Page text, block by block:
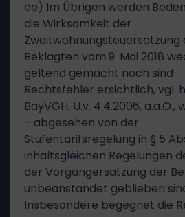
ee) Im Übrigen werden
die Wirksamkeit der
Zweitwohnungsteuersatzung
Beklagten vom 9. Mai 2018
geltend gemacht noch sind
Rechtsfehler ersichtlich, vgl.
BayVGH, U.v. 4.4.2006, a.a.O.,
– abgesehen von der
Stufentarifsregelung in § 5
inhaltsgleichen Regelungen
der Vorgängersatzung der
unbeanstandet geblieben
Insbesondere begegnet die